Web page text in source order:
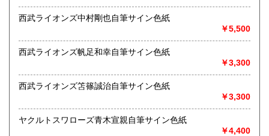
西武ライオンズ中村剛也自筆サイン色紙
￥5,500
西武ライオンズ帆足和幸自筆サイン色紙
￥3,300
西武ライオンズ笘篠誠治自筆サイン色紙
￥3,300
ヤクルトスワローズ青木宣親自筆サイン色紙
￥4,400